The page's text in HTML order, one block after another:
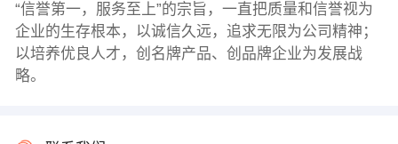
“信誉第一，服务至上”的宗旨，一直把质量和信誉视为
企业的生存根本，以诚信久远，追求无限为公司精神；
以培养优良人才，创名牌产品、创品牌企业为发展战
略。